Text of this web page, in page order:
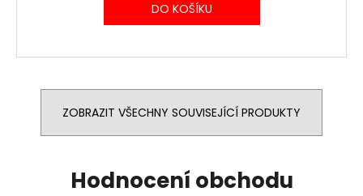
DO KOŠÍKU
ZOBRAZIT VŠECHNY SOUVISEJÍCÍ PRODUKTY
Hodnocení obchodu